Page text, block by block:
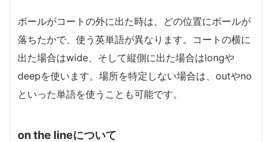
ボールがコートの外に出た時は、どの位置にボールが
落ちたかで、使う英単語が異なります。コートの横に
出た場合はwide、そして縦側に出た場合はlongや
deepを使います。場所を特定しない場合は、outやno
といった単語を使うことも可能です。
on the lineについて